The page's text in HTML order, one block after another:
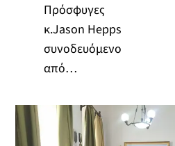
Πρόσφυγες
κ.Jason Hepps
συνοδευόμενο
από…